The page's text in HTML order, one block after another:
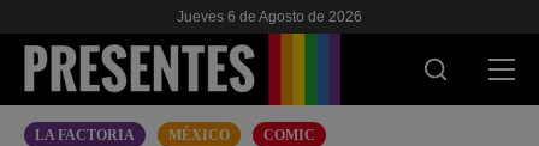
Jueves 6 de Agosto de 2026
LA FACTORIA MÉXICO COMIC